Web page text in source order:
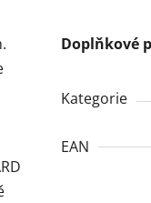
Doplňkové
Kategorie
EAN